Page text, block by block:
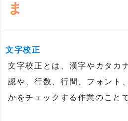
ま
文字校正
文字校正とは、漢字やカタカ
認や、行数、行間、フォント
かをチェックする作業のこと